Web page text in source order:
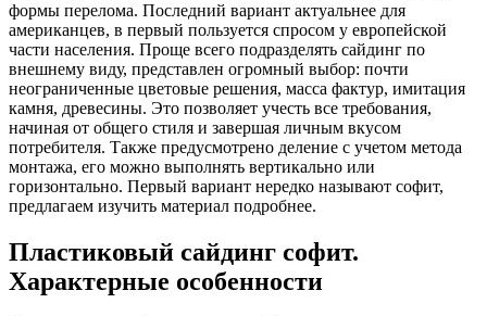
формы перелома. Последний вариант актуальнее для
американцев, в первый пользуется спросом у европейской
части населения. Проще всего подразделять сайдинг по
внешнему виду, представлен огромный выбор: почти
неограниченные цветовые решения, масса фактур, имитация
камня, древесины. Это позволяет учесть все требования,
начиная от общего стиля и завершая личным вкусом
потребителя. Также предусмотрено деление с учетом метода
монтажа, его можно выполнять вертикально или
горизонтально. Первый вариант нередко называют софит,
предлагаем изучить материал подробнее.
Пластиковый сайдинг софит.
Характерные особенности